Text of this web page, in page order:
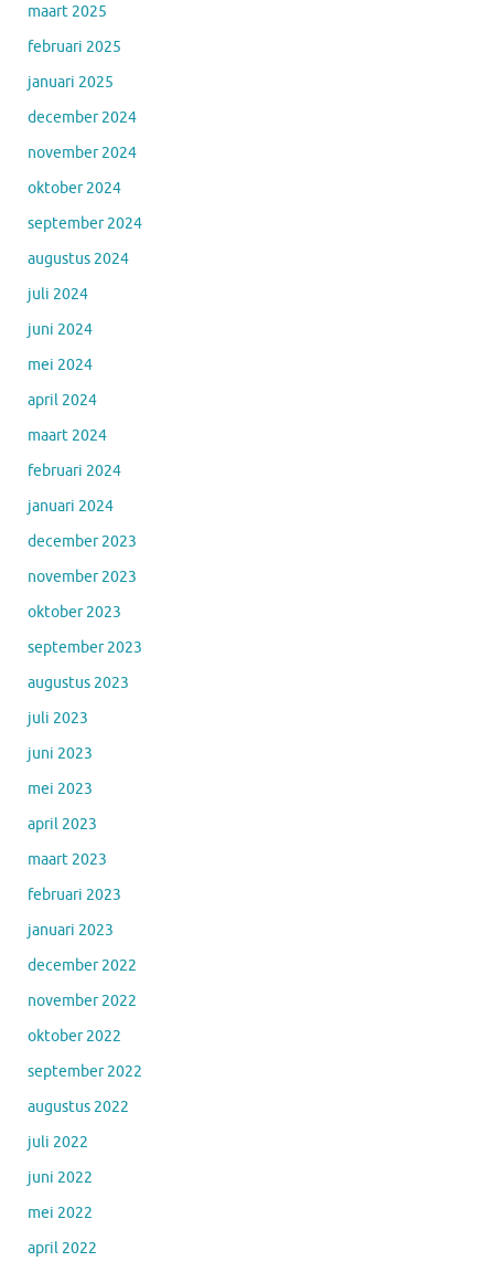
maart 2025
februari 2025
januari 2025
december 2024
november 2024
oktober 2024
september 2024
augustus 2024
juli 2024
juni 2024
mei 2024
april 2024
maart 2024
februari 2024
januari 2024
december 2023
november 2023
oktober 2023
september 2023
augustus 2023
juli 2023
juni 2023
mei 2023
april 2023
maart 2023
februari 2023
januari 2023
december 2022
november 2022
oktober 2022
september 2022
augustus 2022
juli 2022
juni 2022
mei 2022
april 2022